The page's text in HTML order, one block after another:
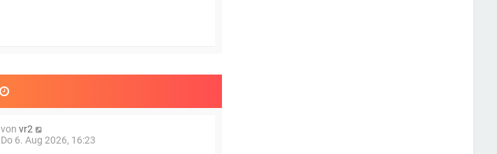
g
vonvr2
Do 6. Aug 2026, 16:23